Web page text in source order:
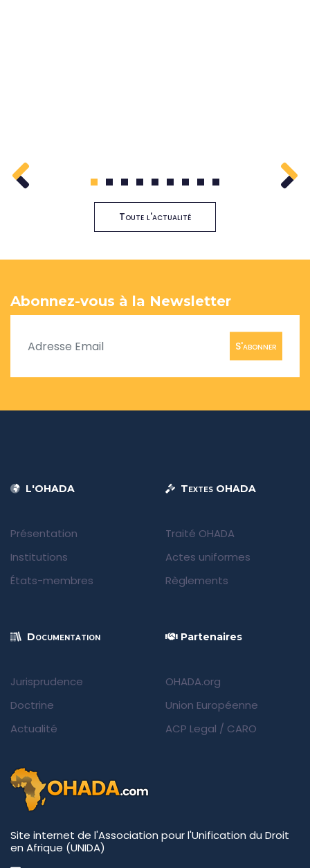
1 2 3 4 5 6 7 8 9
Toute l'actualité
Abonnez-vous à la Newsletter
S'abonner
L'OHADA
Présentation
Institutions
États-membres
Textes OHADA
Traité OHADA
Actes uniformes
Règlements
Documentation
Jurisprudence
Doctrine
Actualité
Partenaires
OHADA.org
Union Européenne
ACP Legal / CARO
Site internet de l'Association pour l'Unification du Droit
en Afrique (UNIDA)